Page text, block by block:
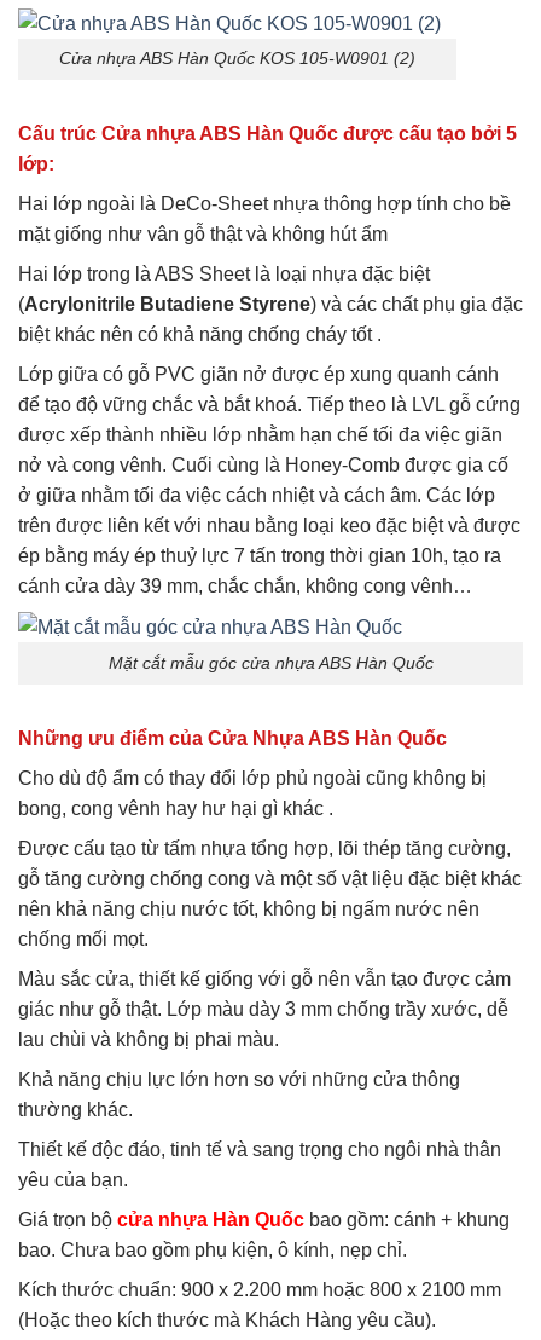
Cửa nhựa ABS Hàn Quốc KOS 105-W0901 (2)
Cấu trúc Cửa nhựa ABS Hàn Quốc được cấu tạo bởi 5
lớp:
Hai lớp ngoài là DeCo-Sheet nhựa thông hợp tính cho bề
mặt giống như vân gỗ thật và không hút ẩm
Hai lớp trong là ABS Sheet là loại nhựa đặc biệt
(Acrylonitrile Butadiene Styrene) và các chất phụ gia đặc
biệt khác nên có khả năng chống cháy tốt .
Lớp giữa có gỗ PVC giãn nở được ép xung quanh cánh
để tạo độ vững chắc và bắt khoá. Tiếp theo là LVL gỗ cứng
được xếp thành nhiều lớp nhằm hạn chế tối đa việc giãn
nở và cong vênh. Cuối cùng là Honey-Comb được gia cố
ở giữa nhằm tối đa việc cách nhiệt và cách âm. Các lớp
trên được liên kết với nhau bằng loại keo đặc biệt và được
ép bằng máy ép thuỷ lực 7 tấn trong thời gian 10h, tạo ra
cánh cửa dày 39 mm, chắc chắn, không cong vênh…
Mặt cắt mẫu góc cửa nhựa ABS Hàn Quốc
Những ưu điểm của Cửa Nhựa ABS Hàn Quốc
Cho dù độ ẩm có thay đổi lớp phủ ngoài cũng không bị
bong, cong vênh hay hư hại gì khác .
Được cấu tạo từ tấm nhựa tổng hợp, lõi thép tăng cường,
gỗ tăng cường chống cong và một số vật liệu đặc biệt khác
nên khả năng chịu nước tốt, không bị ngấm nước nên
chống mối mọt.
Màu sắc cửa, thiết kế giống với gỗ nên vẫn tạo được cảm
giác như gỗ thật. Lớp màu dày 3 mm chống trầy xước, dễ
lau chùi và không bị phai màu.
Khả năng chịu lực lớn hơn so với những cửa thông
thường khác.
Thiết kế độc đáo, tinh tế và sang trọng cho ngôi nhà thân
yêu của bạn.
Giá trọn bộ cửa nhựa Hàn Quốc bao gồm: cánh + khung
bao. Chưa bao gồm phụ kiện, ô kính, nẹp chỉ.
Kích thước chuẩn: 900 x 2.200 mm hoặc 800 x 2100 mm
(Hoặc theo kích thước mà Khách Hàng yêu cầu).